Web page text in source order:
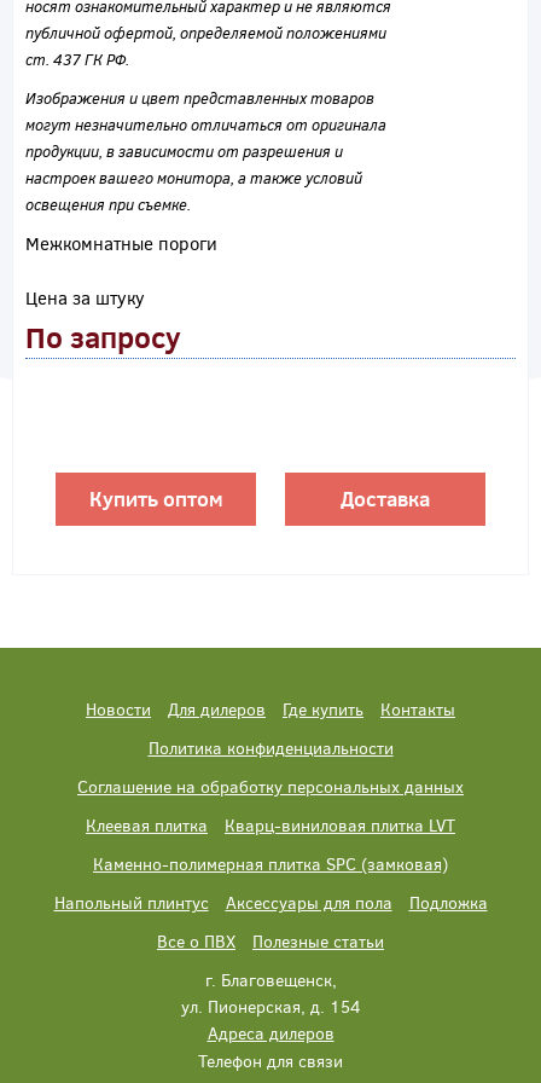
носят ознакомительный характер и не являются
публичной офертой, определяемой положениями
ст. 437 ГК РФ.
Изображения и цвет представленных товаров
могут незначительно отличаться от оригинала
продукции, в зависимости от разрешения и
настроек вашего монитора, а также условий
освещения при съемке.
Межкомнатные пороги
Цена за штуку
По запросу
Купить оптом Доставка
Новости Для дилеров Где купить
Контакты
Политика конфиденциальности
Соглашение на обработку персональных данных
Клеевая плитка
Кварц-виниловая плитка LVT
Каменно-полимерная плитка SPC (замковая)
Напольный плинтус
Аксессуары для пола
Подложка
Все о ПВХ
Полезные статьи
г. Благовещенск,
ул. Пионерская, д. 154
Адреса дилеров
Телефон для связи